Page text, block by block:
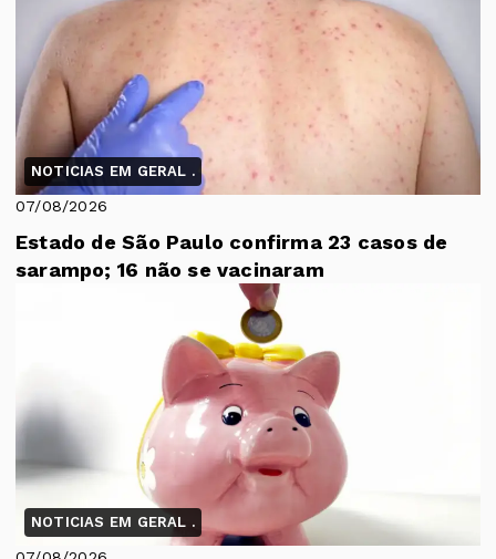
NOTICIAS EM GERAL .
07/08/2026
Estado de São Paulo confirma 23 casos de
sarampo; 16 não se vacinaram
NOTICIAS EM GERAL .